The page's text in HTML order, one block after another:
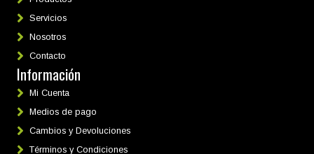
Servicios
Nosotros
Contacto
Información
Mi Cuenta
Medios de pago
Cambios y Devoluciones
Términos y Condiciones